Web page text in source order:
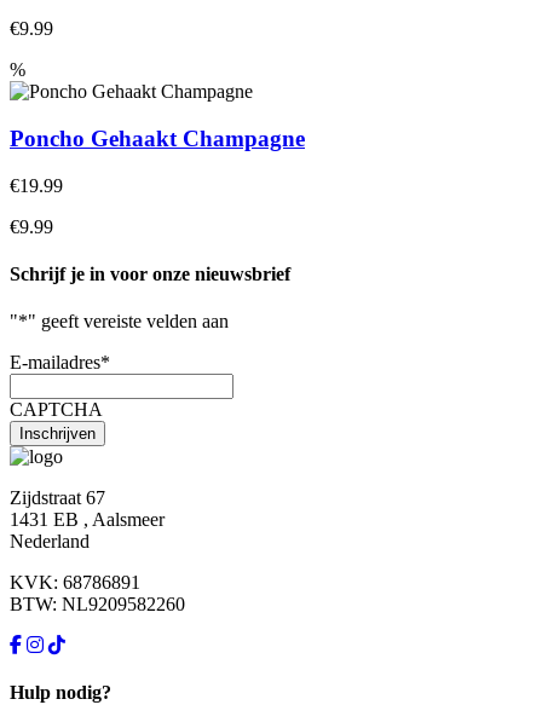
€9.99
%
Poncho Gehaakt Champagne
€19.99
€9.99
Schrijf je in voor onze nieuwsbrief
"*" geeft vereiste velden aan
E-mailadres*
CAPTCHA
Zijdstraat 67
1431 EB , Aalsmeer
Nederland
KVK: 68786891
BTW: NL9209582260
Hulp nodig?